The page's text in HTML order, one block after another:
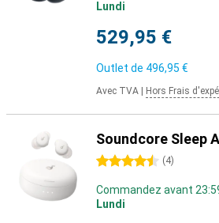
Lundi
529,95 €
Outlet de 496,95 €
Avec TVA Hors Frais
Soundcore Sleep
4.5 étoiles (4)
Commandez avant
Lundi